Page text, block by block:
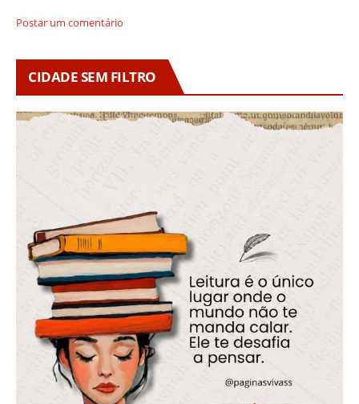
Postar um comentário
CIDADE SEM FILTRO